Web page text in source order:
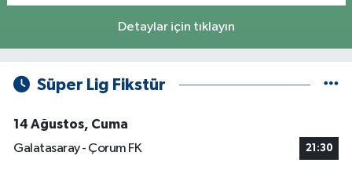
Detaylar için tıklayın
Süper Lig Fikstür
14 Ağustos, Cuma
Galatasaray - Çorum FK
21:30